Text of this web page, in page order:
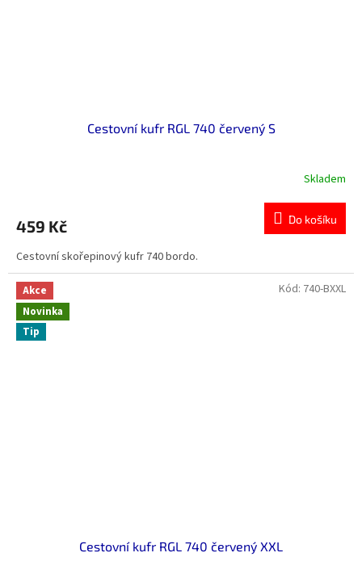
Cestovní kufr RGL 740 červený S
je
z
5
hvězdiček.
Skladem
459 Kč Do košíku
Cestovní skořepinový kufr 740 bordo.
Akce
Novinka
Tip
Cestovní kufr RGL 740 červený XXL
Kód: 740-BXXL